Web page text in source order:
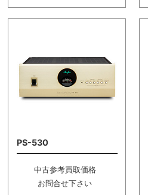
PS-530
中古参考買取価格
お問合せ下さい